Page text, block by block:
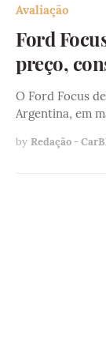
Avaliação
Ford
preço,
O Ford Focus
Argentina, em
by Redação -